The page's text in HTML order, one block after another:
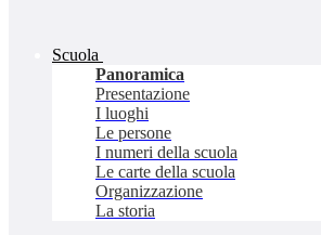
Scuola
Panoramica
Presentazione
I luoghi
Le persone
I numeri della scuola
Le carte della scuola
Organizzazione
La storia